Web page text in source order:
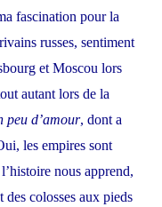
fascination pour la
russes, sentiment
et Moscou lors
autant lors de la
peu d’amour, dont a
les empires sont
nous apprend,
colosses aux pieds